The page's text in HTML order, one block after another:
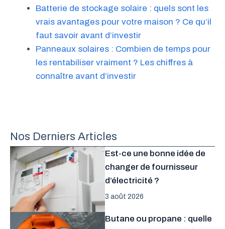
Batterie de stockage solaire : quels sont les
vrais avantages pour votre maison ? Ce qu’il
faut savoir avant d’investir
Panneaux solaires : Combien de temps pour
les rentabiliser vraiment ? Les chiffres à
connaître avant d’investir
Nos Derniers Articles
Est-ce une bonne idée de
changer de fournisseur
d’électricité ?
3 août 2026
Butane ou propane : quelle